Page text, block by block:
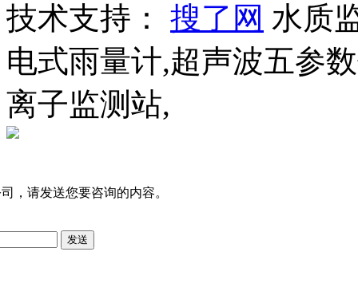
技术支持： 搜了网 水质
电式雨量计,超声波五参
离子监测站,
，请发送您要咨询的内容。